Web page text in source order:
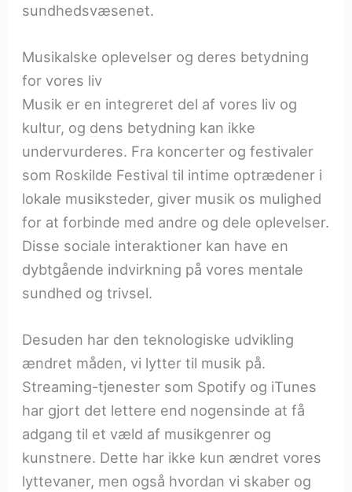
sundhedsvæsenet.
Musikalske oplevelser og deres betydning
for vores liv
Musik er en integreret del af vores liv og
kultur, og dens betydning kan ikke
undervurderes. Fra koncerter og festivaler
som Roskilde Festival til intime optrædener i
lokale musiksteder, giver musik os mulighed
for at forbinde med andre og dele oplevelser.
Disse sociale interaktioner kan have en
dybtgående indvirkning på vores mentale
sundhed og trivsel.
Desuden har den teknologiske udvikling
ændret måden, vi lytter til musik på.
Streaming-tjenester som Spotify og iTunes
har gjort det lettere end nogensinde at få
adgang til et væld af musikgenrer og
kunstnere. Dette har ikke kun ændret vores
lyttevaner, men også hvordan vi skaber og